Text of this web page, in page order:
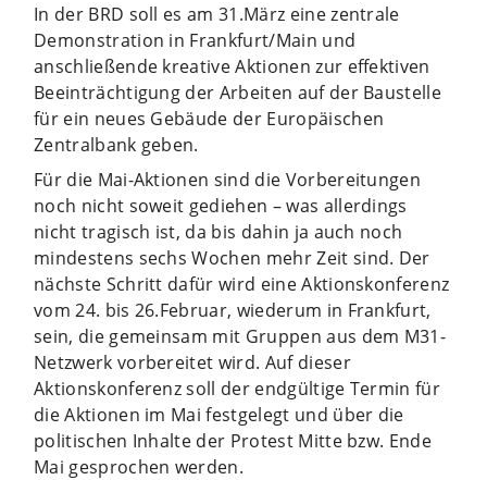
In der BRD soll es am 31.März eine zentrale
Demonstration in Frankfurt/Main und
anschließende kreative Aktionen zur effektiven
Beeinträchtigung der Arbeiten auf der Baustelle
für ein neues Gebäude der Europäischen
Zentralbank geben.
Für die Mai-Aktionen sind die Vorbereitungen
noch nicht soweit gediehen – was allerdings
nicht tragisch ist, da bis dahin ja auch noch
mindestens sechs Wochen mehr Zeit sind. Der
nächste Schritt dafür wird eine Aktionskonferenz
vom 24. bis 26.Februar, wiederum in Frankfurt,
sein, die gemeinsam mit Gruppen aus dem M31-
Netzwerk vorbereitet wird. Auf dieser
Aktionskonferenz soll der endgültige Termin für
die Aktionen im Mai festgelegt und über die
politischen Inhalte der Protest Mitte bzw. Ende
Mai gesprochen werden.